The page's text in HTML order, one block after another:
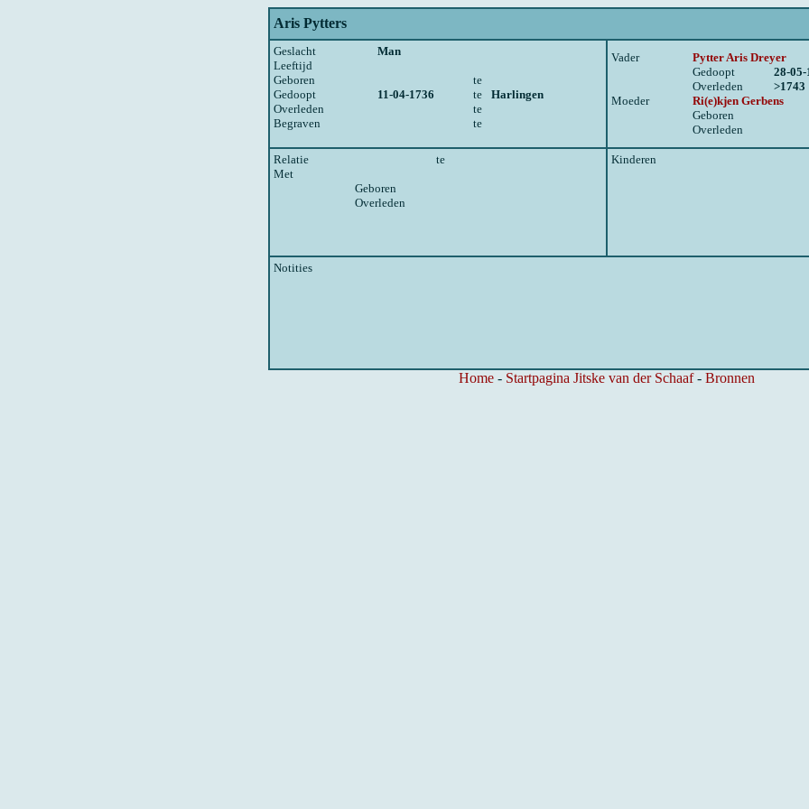
Aris Pytters
Geslacht
Man
Leeftijd
Geboren
te
Gedoopt
11-04-1736 te
Harlingen
Overleden
te
Begraven
te
Vader
Pytter Aris Dreyer
Gedoopt
28-05-
Overleden
>1743
Moeder
Ri(e)kjen Gerbens
Geboren
Overleden
Relatie
te
Met
Geboren
Overleden
Kinderen
Notities
Home - Startpagina Jitske van der Schaaf- Bronnen